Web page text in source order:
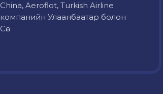
China, Aeroflot, Turkish Airline
компанийн Улаанбаатар болон
Сө...